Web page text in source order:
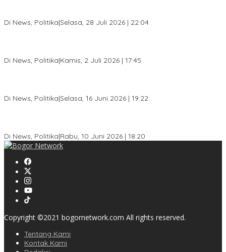
Di News, Politika|Selasa, 28 Juli 2026 | 22:04
Di News, Politika|Kamis, 2 Juli 2026 | 17:45
Di News, Politika|Selasa, 16 Juni 2026 | 19:22
Di News, Politika|Rabu, 10 Juni 2026 | 18:20
Copyright ©2021 bogornetwork.com All rights reserved.
Tentang Kami
Kontak Kami